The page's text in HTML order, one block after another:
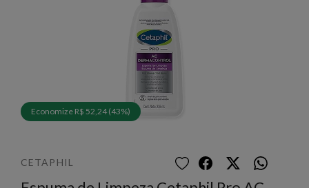
Economize R$ 52,24 (43%)
CETAPHIL